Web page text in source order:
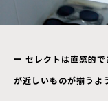
ー セレクトは直感的
が近しいものが揃うよ